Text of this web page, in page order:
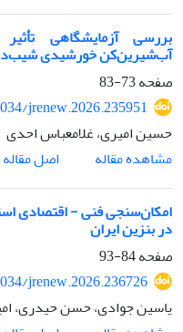
بررسی آزمایشگاهی
آب‌شیرین‌کن خورشیدی
صفحه73-83
jrenew.2026.235951
حسین امیری، غلامعباس احدی
مشاهده مقاله
اصل مقاله
امکان‌سنجی فنی - اقتصادی
در بنزین ایران
صفحه84-93
jrenew.2026.236726
یاسین جوادی، حسن حیدری،